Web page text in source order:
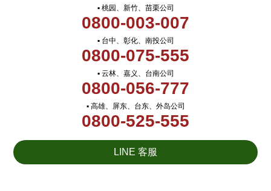
▪ 桃园、新竹、苗栗公司
0800-003-007
▪ 台中、彰化、南投公司
0800-075-555
▪ 云林、嘉义、台南公司
0800-056-777
▪ 高雄、屏东、台东、外岛公司
0800-525-555
LINE 客服